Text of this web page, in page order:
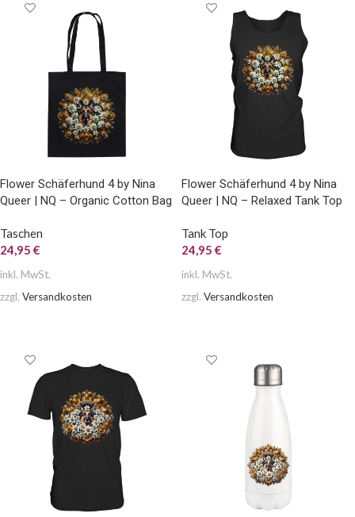
Flower Schäferhund 4 by Nina
Queer | NQ – Organic Cotton Bag
Taschen
24,95 €
inkl. MwSt.
zzgl. Versandkosten
Flower Schäferhund 4 by Nina
Queer | NQ – Relaxed Tank Top
Tank Top
24,95 €
inkl. MwSt.
zzgl. Versandkosten